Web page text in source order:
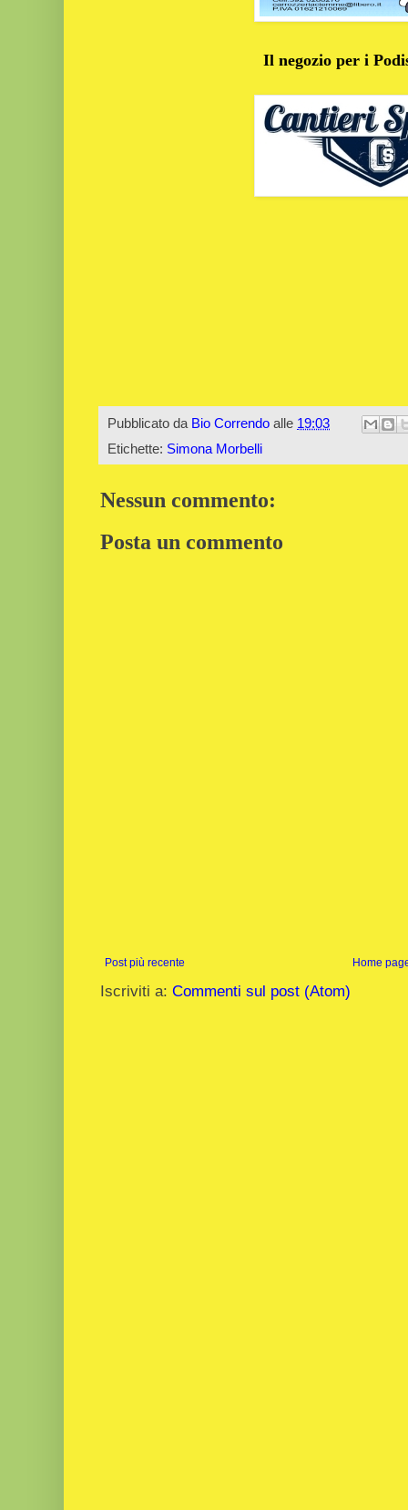
Il negozio per i
Pubblicato da Bio Correndo alle 19:03
Etichette: Simona Morbelli
Nessun commento:
Posta un commento
Post più recente Home
Iscriviti a: Commenti sul post (Atom)